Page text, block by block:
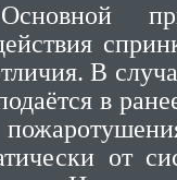
В
в
от